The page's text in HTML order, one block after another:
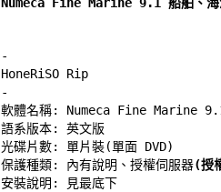
-
-
軟體名稱: Numeca Fine Marine
語系版本: 英文版
光碟片數: 單片裝(單面 DVD)
保護種類: 內有說明、授權伺服器(授
安裝說明:
見最底下